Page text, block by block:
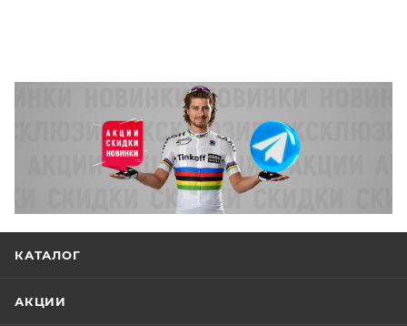
КАТАЛОГ
АКЦИИ